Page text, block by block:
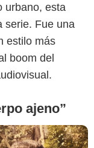
urbano, esta
serie. Fue una
estilo más
boom del
ajeno”